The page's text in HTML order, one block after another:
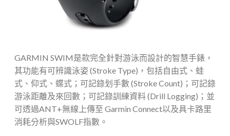
GARMIN SWIM是款完全針對游泳而設計的智慧手錶，
其功能有可辨識泳姿 (Stroke Type)，包括自由式、蛙
式、仰式、蝶式；可記錄划手數 (Stroke Count)；可記錄
游泳距離及來回數；可記錄訓練資料 (Drill Logging)；並
可透過ANT+無線上傳至 Garmin Connect以及具卡路里
消耗分析與SWOLF指數。